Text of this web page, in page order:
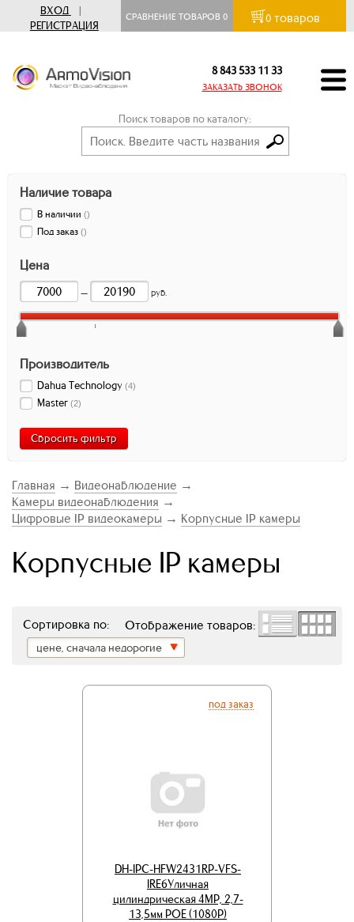
ВХОД
|
РЕГИСТРАЦИЯ
СРАВНЕНИЕ ТОВАРОВ0 0 товаров
8 843 533 11 33
ЗАКАЗАТЬ ЗВОНОК
Поиск товаров по каталогу:
Наличие товара
В наличии ()
Под заказ ()
Цена
— руб.
Производитель
Dahua Technology (4)
Master (2)
Сбросить фильтр
Главная → Видеонаблюдение →
Камеры видеонаблюдения →
Цифровые IP видеокамеры → Корпусные IP камеры
Корпусные IP камеры
Отображение товаров:
Сортировка по:
цене, сначала недорогие
под заказ
DH-IPC-HFW2431RP-VFS-
IRE6Уличная
цилиндрическая 4MP, 2,7-
13,5мм POE (1080Р)